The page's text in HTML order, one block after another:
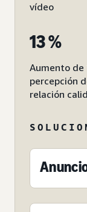
vídeo
13 %
Aumento de
percepción
relación